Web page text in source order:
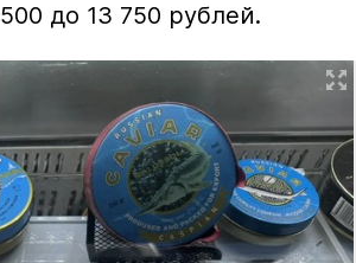
до 13 750 рублей.